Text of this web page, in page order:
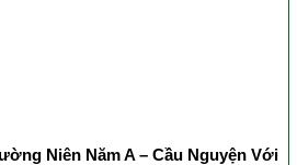
Niên Năm A – Cầu Nguyện Với